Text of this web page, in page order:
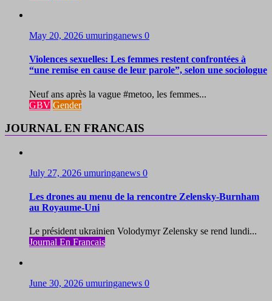
May 20, 2026 umuringanews 0
Violences sexuelles: Les femmes restent confrontées à
“une remise en cause de leur parole”, selon une sociologue
Neuf ans après la vague #metoo, les femmes...
GBV Gender
JOURNAL EN FRANCAIS
July 27, 2026 umuringanews 0
Les drones au menu de la rencontre Zelensky-Burnham
au Royaume-Uni
Le président ukrainien Volodymyr Zelensky se rend lundi...
Journal En Francais
June 30, 2026 umuringanews 0